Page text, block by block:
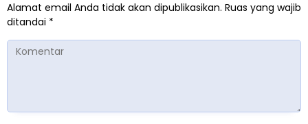
Alamat email Anda tidak akan dipublikasikan. Ruas yang wajib
ditandai *